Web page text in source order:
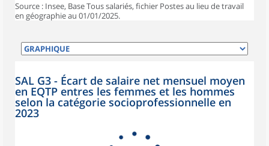
Source : Insee, Base Tous salariés, fichier Postes au lieu de travail
en géographie au 01/01/2025.
SAL G3 - Écart de salaire net mensuel moyen
en EQTP entres les femmes et les hommes
selon la catégorie socioprofessionnelle en
2023